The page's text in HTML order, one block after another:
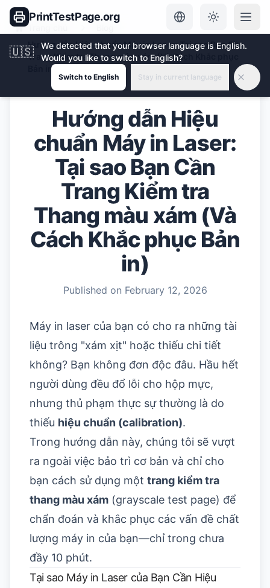
PrintTestPage.org
🇺🇸
We detected that your browser language is English.
Would you like to switch to English?
Switch to English Stay in current language
Trang chủ
Hướng dẫn Hiệu chuẩn Máy in Laser: Tại sao Bạn Cần
Trang Kiểm tra Thang màu xám (Và Cách Khắc phục
Bản in)
Hướng dẫn Hiệu
chuẩn Máy in Laser:
Tại sao Bạn Cần
Trang Kiểm tra
Thang màu xám (Và
Cách Khắc phục Bản
in)
Published on February 12, 2026
Máy in laser của bạn có cho ra những tài
liệu trông "xám xịt" hoặc thiếu chi tiết
không? Bạn không đơn độc đâu. Hầu hết
người dùng đều đổ lỗi cho hộp mực,
nhưng thủ phạm thực sự thường là do
thiếu hiệu chuẩn (calibration).
Trong hướng dẫn này, chúng tôi sẽ vượt
ra ngoài việc bảo trì cơ bản và chỉ cho
bạn cách sử dụng một trang kiểm tra
thang màu xám (grayscale test page) để
chẩn đoán và khắc phục các vấn đề chất
lượng máy in của bạn—chỉ trong chưa
đầy 10 phút.
Tại sao Máy in Laser của Bạn Cần Hiệu